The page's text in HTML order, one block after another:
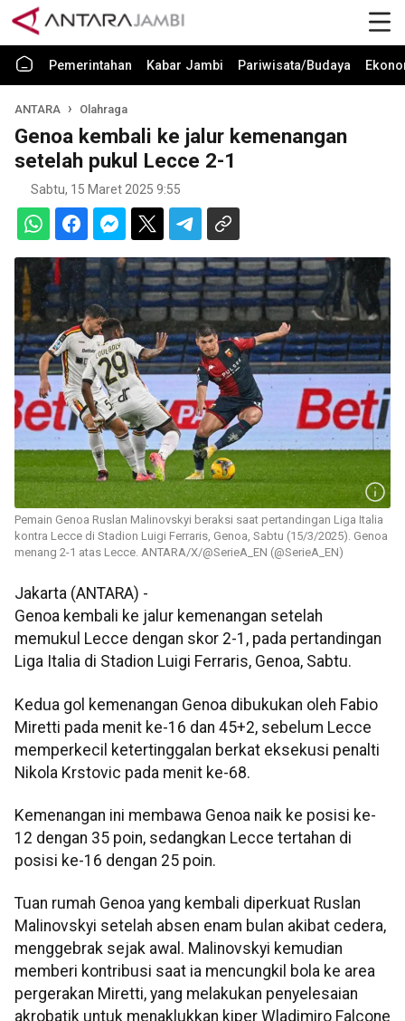
Pemerintahan Kabar Jambi Pariwisata/Budaya
ANTARA Olahraga
Genoa kembali ke jalur kemenangan
setelah pukul Lecce 2-1
Sabtu, 15 Maret 2025 9:55
Pemain Genoa Ruslan Malinovskyi beraksi saat pertandingan Liga Italia
kontra Lecce di Stadion Luigi Ferraris, Genoa, Sabtu (15/3/2025). Genoa
menang 2-1 atas Lecce. ANTARA/X/@SerieA_EN (@SerieA_EN)
Jakarta (ANTARA) -
Genoa kembali ke jalur kemenangan setelah
memukul Lecce dengan skor 2-1, pada pertandingan
Liga Italia di Stadion Luigi Ferraris, Genoa, Sabtu.
Kedua gol kemenangan Genoa dibukukan oleh Fabio
Miretti pada menit ke-16 dan 45+2, sebelum Lecce
memperkecil ketertinggalan berkat eksekusi penalti
Nikola Krstovic pada menit ke-68.
Kemenangan ini membawa Genoa naik ke posisi ke-
12 dengan 35 poin, sedangkan Lecce tertahan di
posisi ke-16 dengan 25 poin.
Tuan rumah Genoa yang kembali diperkuat Ruslan
Malinovskyi setelah absen enam bulan akibat cedera,
menggebrak sejak awal. Malinovskyi kemudian
memberi kontribusi saat ia mencungkil bola ke area
pergerakan Miretti, yang melakukan penyelesaian
akrobatik untuk menaklukkan kiper Wladimiro Falcone